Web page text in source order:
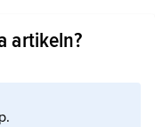
(1808–09)
artikeln?